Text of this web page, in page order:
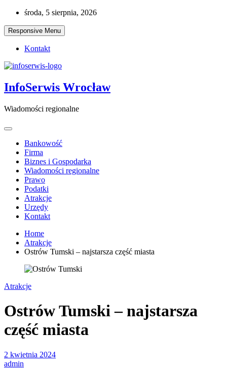
Skip
content
środa, 5 sierpnia, 2026
Responsive Menu
Kontakt
InfoSerwis Wrocław
Wiadomości regionalne
Bankowość
Firma
Biznes i Gospodarka
Wiadomości regionalne
Prawo
Podatki
Atrakcje
Urzędy
Kontakt
Home
Atrakcje
Ostrów Tumski – najstarsza część miasta
Atrakcje
Ostrów Tumski – najstarsza
część miasta
2 kwietnia 2024
admin